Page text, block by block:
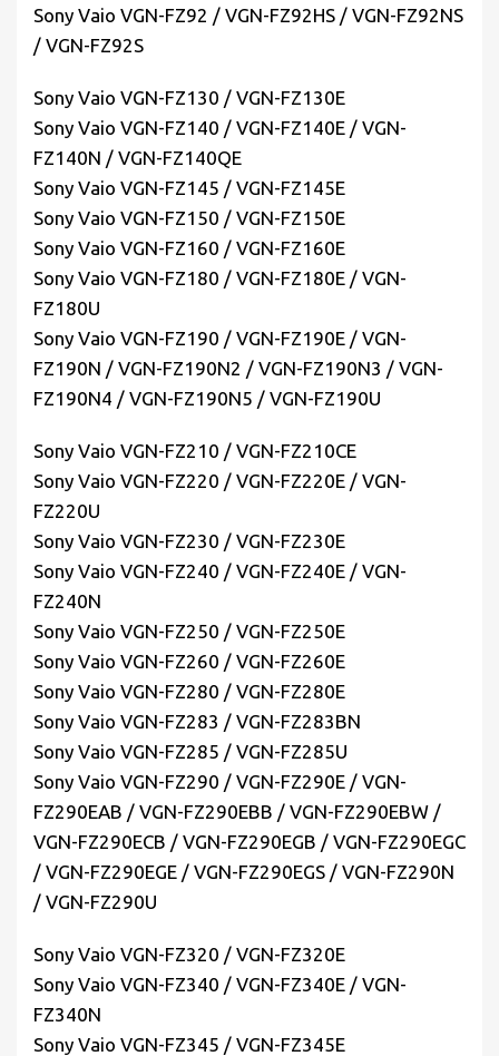
Sony Vaio VGN-FZ92 / VGN-FZ92HS / VGN-FZ92NS
/ VGN-FZ92S
Sony Vaio VGN-FZ130 / VGN-FZ130E
Sony Vaio VGN-FZ140 / VGN-FZ140E / VGN-
FZ140N / VGN-FZ140QE
Sony Vaio VGN-FZ145 / VGN-FZ145E
Sony Vaio VGN-FZ150 / VGN-FZ150E
Sony Vaio VGN-FZ160 / VGN-FZ160E
Sony Vaio VGN-FZ180 / VGN-FZ180E / VGN-
FZ180U
Sony Vaio VGN-FZ190 / VGN-FZ190E / VGN-
FZ190N / VGN-FZ190N2 / VGN-FZ190N3 / VGN-
FZ190N4 / VGN-FZ190N5 / VGN-FZ190U
Sony Vaio VGN-FZ210 / VGN-FZ210CE
Sony Vaio VGN-FZ220 / VGN-FZ220E / VGN-
FZ220U
Sony Vaio VGN-FZ230 / VGN-FZ230E
Sony Vaio VGN-FZ240 / VGN-FZ240E / VGN-
FZ240N
Sony Vaio VGN-FZ250 / VGN-FZ250E
Sony Vaio VGN-FZ260 / VGN-FZ260E
Sony Vaio VGN-FZ280 / VGN-FZ280E
Sony Vaio VGN-FZ283 / VGN-FZ283BN
Sony Vaio VGN-FZ285 / VGN-FZ285U
Sony Vaio VGN-FZ290 / VGN-FZ290E / VGN-
FZ290EAB / VGN-FZ290EBB / VGN-FZ290EBW /
VGN-FZ290ECB / VGN-FZ290EGB / VGN-FZ290EGC
/ VGN-FZ290EGE / VGN-FZ290EGS / VGN-FZ290N
/ VGN-FZ290U
Sony Vaio VGN-FZ320 / VGN-FZ320E
Sony Vaio VGN-FZ340 / VGN-FZ340E / VGN-
FZ340N
Sony Vaio VGN-FZ345 / VGN-FZ345E